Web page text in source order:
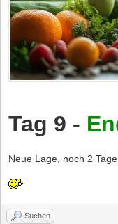
Tag 9 -
Neue Lage, noch 2
Suchen